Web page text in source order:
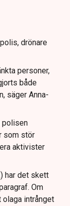
drönare
personer,
både
säger Anna-
polisen
som stör
aktivister
har det skett
Om
olaga intrånget